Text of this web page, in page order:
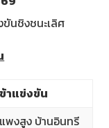
นชิงชนะเลิศ
าแข่งขัน
พงสูง บ้านอินทรี